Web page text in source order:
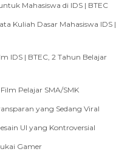
Mahasiswa di IDS | BTEC
Kuliah Dasar Mahasiswa IDS |
IDS | BTEC, 2 Tahun Belajar
Pelajar SMA/SMK
yang Sedang Viral
UI yang Kontroversial
Gamer